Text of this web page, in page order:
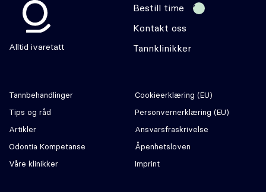
Alltid ivaretatt
Bestill time
Kontakt oss
Tannklinikker
Tannbehandlinger
Tips og råd
Artikler
Odontia Kompetanse
Våre klinikker
Cookie­erklæring (EU)
Personvernerklæring (EU)
Ansvars­fraskrivelse
Åpenhetsloven
Imprint